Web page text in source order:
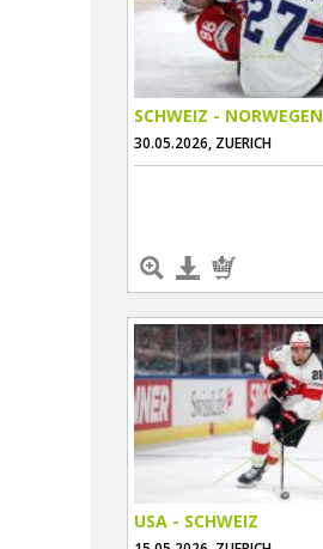
SCHWEIZ - NORWEGEN
30.05.2026, ZUERICH
USA - SCHWEIZ